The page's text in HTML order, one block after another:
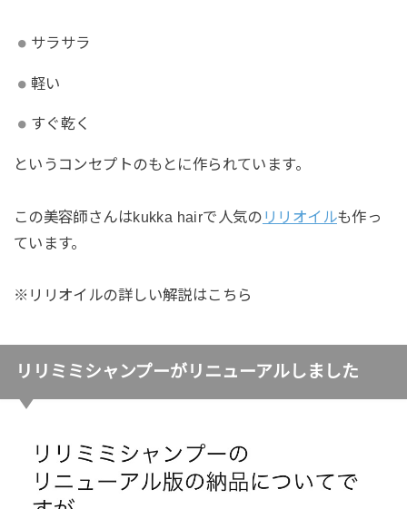
サラサラ
軽い
すぐ乾く
というコンセプトのもとに作られています。
この美容師さんはkukka hairで人気の リリオイルも作っ
ています。
※リリオイルの詳しい解説はこちら
リリミミシャンプーがリニューアルしました